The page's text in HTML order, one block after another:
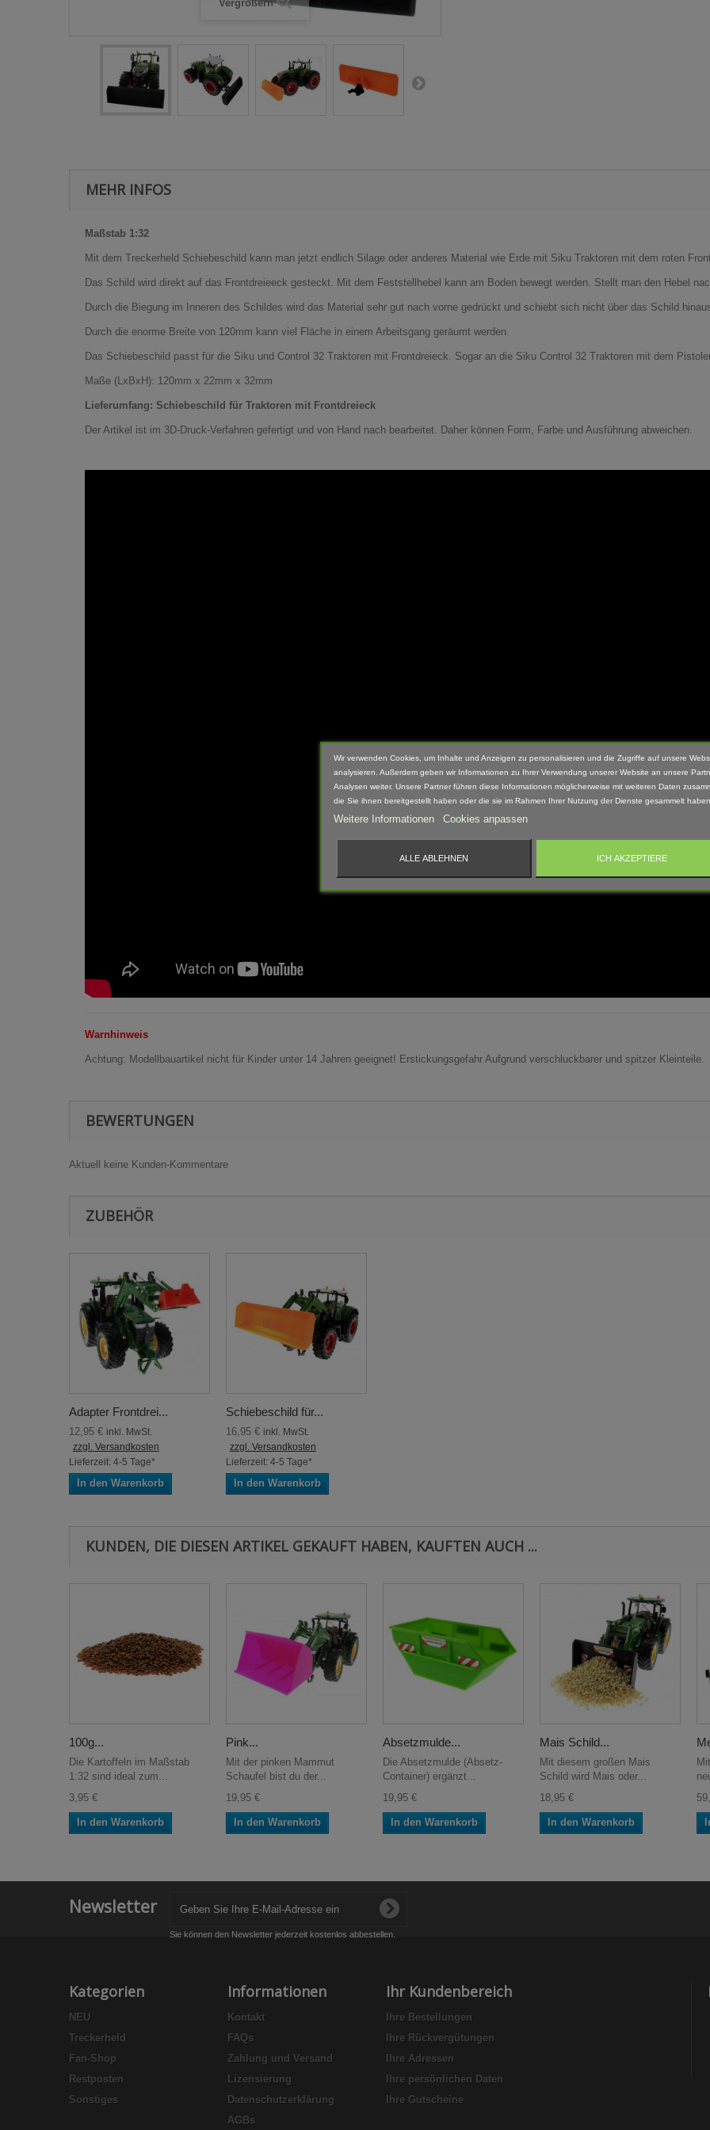
Vergrößern
MEHR INFOS
Maßstab 1:32
Mit dem Treckerheld Schiebeschild kann man jetzt endlich Silage oder anderes Material wie Erde mit Siku Traktoren mit dem roten
Das Schild wird direkt auf das Frontdreieeck gesteckt. Mit dem Feststellhebel kann am Boden bewegt werden. Stellt man den Hebel
Durch die Biegung im Inneren des Schildes wird das Material sehr gut nach vorne gedrückt und schiebt sich nicht über das Schild
Durch die enorme Breite von 120mm kann viel Fläche in einem Arbeitsgang geräumt werden.
Das Schiebeschild passt für die Siku und Control 32 Traktoren mit Frontdreieck. Sogar an die Siku Control 32 Traktoren mit dem
Maße (LxBxH): 120mm x 22mm x 32mm
Lieferumfang: Schiebeschild für Traktoren mit Frontdreieck
Der Artikel ist im 3D-Druck-Verfahren gefertigt und von Hand nach bearbeitet. Daher können Form, Farbe und Ausführung abweichen.
Warnhinweis
Achtung: Modellbauartikel nicht für Kinder unter 14 Jahren geeignet! Erstickungsgefahr Aufgrund verschluckbarer und spitzer Kleinteile.
BEWERTUNGEN
Aktuell keine Kunden-Kommentare
ZUBEHÖR
Adapter Frontdrei...
12,95 € inkl. MwSt.
zzgl. Versandkosten
Lieferzeit: 4-5 Tage*
In den Warenkorb
Schiebeschild für...
16,95 € inkl. MwSt.
zzgl. Versandkosten
Lieferzeit: 4-5 Tage*
In den Warenkorb
KUNDEN, DIE DIESEN ARTIKEL GEKAUFT HABEN, KAUFTEN AUCH ...
100g...
Die Kartoffeln im Maßstab
1:32 sind ideal zum...
3,95 €
In den Warenkorb
Pink...
Mit der pinken Mammut
Schaufel bist du der...
19,95 €
In den Warenkorb
Absetzmulde...
Die Absetzmulde (Absetz-
Container) ergänzt...
19,95 €
In den Warenkorb
Mais Schild...
Mit diesem großen Mais
Schild wird Mais oder...
18,95 €
In den Warenkorb
Newsletter
Sie können den Newsletter jederzeit kostenlos abbestellen.
Kategorien
NEU
Treckerheld
Fan-Shop
Restposten
Sonstiges
Informationen
Kontakt
FAQs
Zahlung und Versand
Lizensierung
Datenschutzerklärung
AGBs
Ihr Kundenbereich
Ihre Bestellungen
Ihre Rückvergütungen
Ihre Adressen
Ihre persönlichen Daten
Ihre Gutscheine
Wir verwenden Cookies, um Inhalte und Anzeigen zu personalisieren und die Zugriffe auf unsere
analysieren. Außerdem geben wir Informationen zu Ihrer Verwendung unserer Website an unsere
Analysen weiter. Unsere Partner führen diese Informationen möglicherweise mit weiteren Daten
die Sie ihnen bereitgestellt haben oder die sie im Rahmen Ihrer Nutzung der Dienste gesammelt haben.
Weitere Informationen Cookies anpassen
ALLE ABLEHNEN ICH AKZEPTIERE